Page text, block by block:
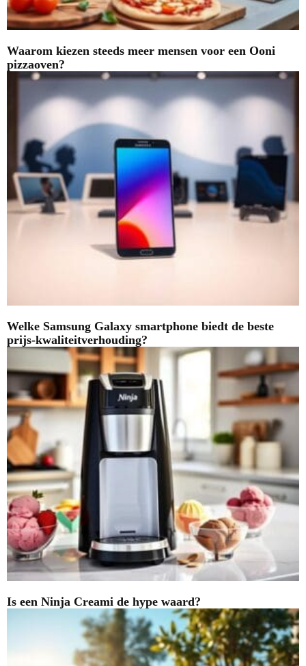
Waarom kiezen steeds meer mensen voor een Ooni
pizzaoven?
Welke Samsung Galaxy smartphone biedt de beste
prijs-kwaliteitverhouding?
Is een Ninja Creami de hype waard?